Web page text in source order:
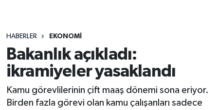
HABERLER EKONOMI
Bakanlık açıkladı:
ikramiyeler yasaklandı
Kamu görevlilerinin çift maaş dönemi sona eriyor.
Birden fazla görevi olan kamu çalışanları sadece